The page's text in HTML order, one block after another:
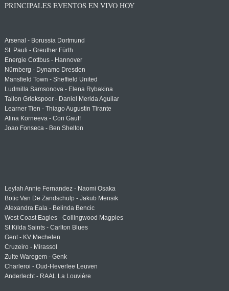
PRINCIPALES EVENTOS EN VIVO HOY
Arsenal - Borussia Dortmund
St. Pauli - Greuther Fürth
Energie Cottbus - Hannover
Nürnberg - Dynamo Dresden
Mansfield Town - Sheffield United
Ludmilla Samsonova - Elena Rybakina
Tallon Griekspoor - Daniel Merida Aguilar
Learner Tien - Thiago Augustin Tirante
Alina Korneeva - Cori Gauff
Joao Fonseca - Ben Shelton
Leylah Annie Fernandez - Naomi Osaka
Botic Van De Zandschulp - Jakub Mensik
Alexandra Eala - Belinda Bencic
West Coast Eagles - Collingwood Magpies
St Kilda Saints - Carlton Blues
Gent - KV Mechelen
Cruzeiro - Mirassol
Zulte Waregem - Genk
Charleroi - Oud-Heverlee Leuven
Anderlecht - RAAL La Louvière